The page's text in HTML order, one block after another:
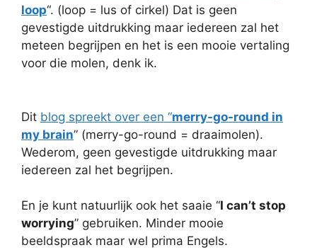
loop“. (loop = lus of cirkel) Dat is geen
gevestigde uitdrukking maar iedereen zal het
meteen begrijpen en het is een mooie vertaling
voor die molen, denk ik.
Dit blog spreekt over een “merry-go-round in
my brain” (merry-go-round = draaimolen).
Wederom, geen gevestigde uitdrukking maar
iedereen zal het begrijpen.
En je kunt natuurlijk ook het saaie “I can’t stop
worrying” gebruiken. Minder mooie
beeldspraak maar wel prima Engels.